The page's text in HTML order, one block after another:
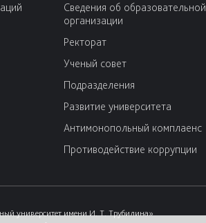
Сведения об образовательной
организации
Ректорат
Ученый совет
Подразделения
Развитие университета
Антимонопольный комплаенс
Противодействие коррупции
университет имени И. Т. Трубилина»